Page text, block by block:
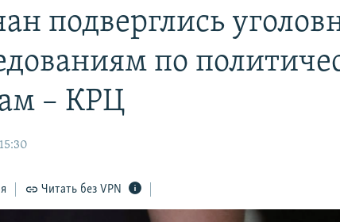
подверглись
по
– КРЦ
Читать без VPN